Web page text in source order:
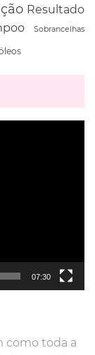
Resultado
Sobrancelhas
07:30
como toda a